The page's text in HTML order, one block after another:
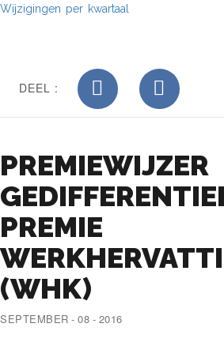
Wijzigingen per kwartaal
DEEL :
PREMIEWIJZER
PREMIE
(WHK)
SEPTEMBER - 08 - 2016